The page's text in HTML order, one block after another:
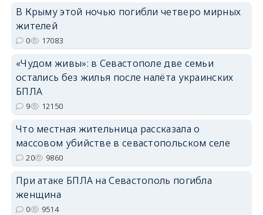
В Крыму этой ночью погибли четверо мирных
жителей
0 17083
«Чудом живы»: в Севастополе две семьи
остались без жилья после налёта украинских
БПЛА
9 12150
Что местная жительница рассказала о
массовом убийстве в севастопольском селе
20 9860
При атаке БПЛА на Севастополь погибла
женщина
0 9514